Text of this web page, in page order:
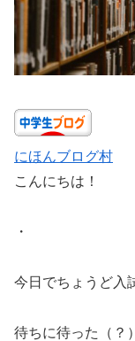
にほんブログ村
こんにちは！
・
今日でちょうど入
待ちに待った（？